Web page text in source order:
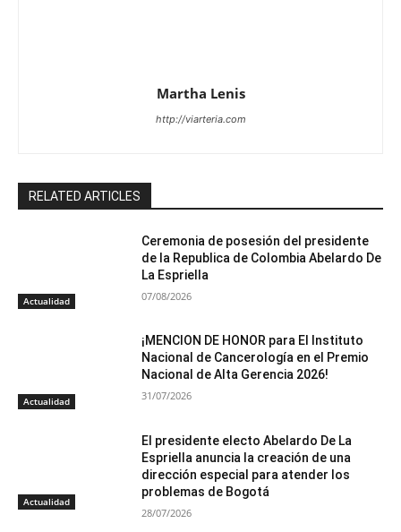
Martha Lenis
http://viarteria.com
RELATED ARTICLES
Actualidad
Ceremonia de posesión del presidente
de la Republica de Colombia Abelardo De
La Espriella
07/08/2026
Actualidad
¡MENCION DE HONOR para El Instituto
Nacional de Cancerología en el Premio
Nacional de Alta Gerencia 2026!
31/07/2026
Actualidad
El presidente electo Abelardo De La
Espriella anuncia la creación de una
dirección especial para atender los
problemas de Bogotá
28/07/2026